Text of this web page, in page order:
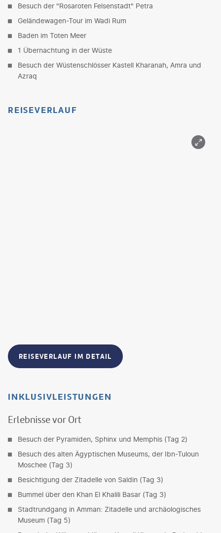
Besuch der "Rosaroten Felsenstadt" Petra
Geländewagen-Tour im Wadi Rum
Baden im Toten Meer
1 Übernachtung in der Wüste
Besuch der Wüstenschlösser Kastell Kharanah, Amra und
Azraq
REISEVERLAUF
REISEVERLAUF IM DETAIL
INKLUSIVLEISTUNGEN
Erlebnisse vor Ort
Besuch der Pyramiden, Sphinx und Memphis (Tag 2)
Besuch des alten Ägyptischen Museums, der Ibn-Tuloun
Moschee (Tag 3)
Besichtigung der Zitadelle von Saldin (Tag 3)
Bummel über den Khan El Khalili Basar (Tag 3)
Stadtrundgang in Amman: Zitadelle und archäologisches
Museum (Tag 5)